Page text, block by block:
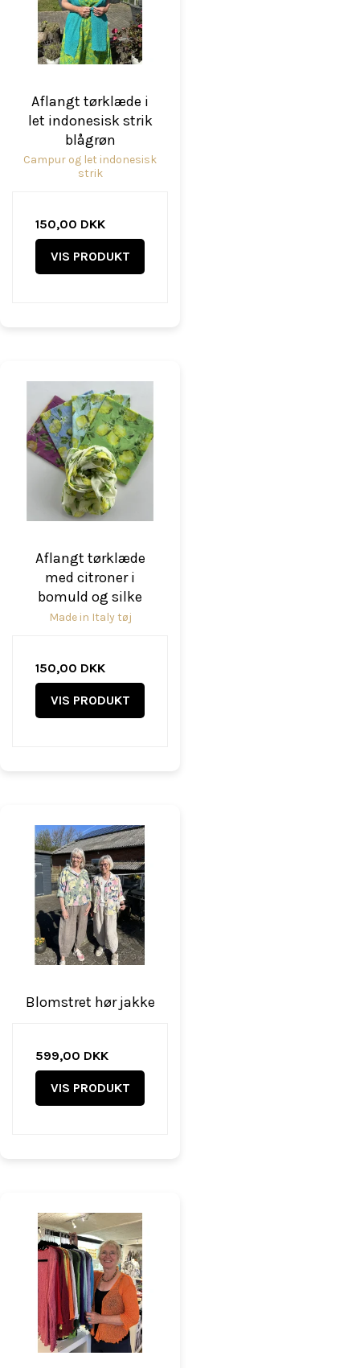
Aflangt tørklæde i
let indonesisk strik
blågrøn
Campur og let indonesisk
strik
150,00 DKK
VIS PRODUKT
Aflangt tørklæde
med citroner i
bomuld og silke
Made in Italy tøj
150,00 DKK
VIS PRODUKT
Blomstret hør jakke
599,00 DKK
VIS PRODUKT